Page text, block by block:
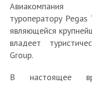
Авиакомпания
туроператору
являющейся
владеет
Group.
В настоящее